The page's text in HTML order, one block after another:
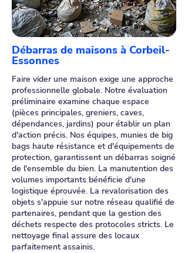
Débarras de maisons à Corbeil-
Essonnes
Faire vider une maison exige une approche
professionnelle globale. Notre évaluation
préliminaire examine chaque espace
(pièces principales, greniers, caves,
dépendances, jardins) pour établir un plan
d'action précis. Nos équipes, munies de big
bags haute résistance et d'équipements de
protection, garantissent un débarras soigné
de l'ensemble du bien. La manutention des
volumes importants bénéficie d'une
logistique éprouvée. La revalorisation des
objets s'appuie sur notre réseau qualifié de
partenaires, pendant que la gestion des
déchets respecte des protocoles stricts. Le
nettoyage final assure des locaux
parfaitement assainis.